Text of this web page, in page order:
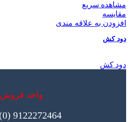
مشاهده سریع
مقایسه
افزودن به علاقه مندی
دود کش
دود کش
واحد فروش
9122272464 (0) 98+